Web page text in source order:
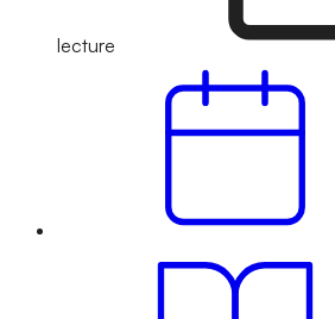
lecture